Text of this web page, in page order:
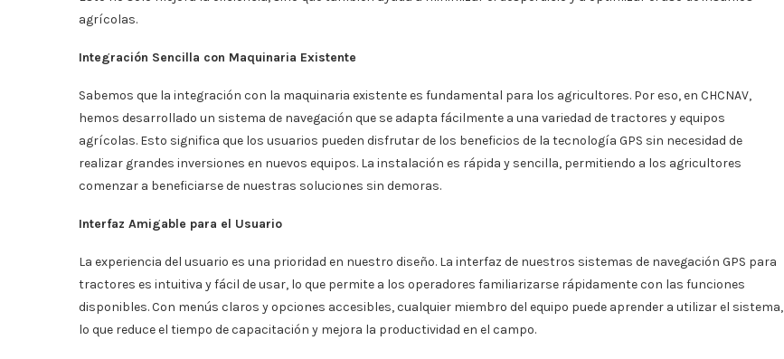
agrícolas.
Integración Sencilla con Maquinaria Existente
Sabemos que la integración con la maquinaria existente es fundamental para los agricultores. Por eso, en CHCNAV,
hemos desarrollado un sistema de navegación que se adapta fácilmente a una variedad de tractores y equipos
agrícolas. Esto significa que los usuarios pueden disfrutar de los beneficios de la tecnología GPS sin necesidad de
realizar grandes inversiones en nuevos equipos. La instalación es rápida y sencilla, permitiendo a los agricultores
comenzar a beneficiarse de nuestras soluciones sin demoras.
Interfaz Amigable para el Usuario
La experiencia del usuario es una prioridad en nuestro diseño. La interfaz de nuestros sistemas de navegación GPS para
tractores es intuitiva y fácil de usar, lo que permite a los operadores familiarizarse rápidamente con las funciones
disponibles. Con menús claros y opciones accesibles, cualquier miembro del equipo puede aprender a utilizar el sistema,
lo que reduce el tiempo de capacitación y mejora la productividad en el campo.